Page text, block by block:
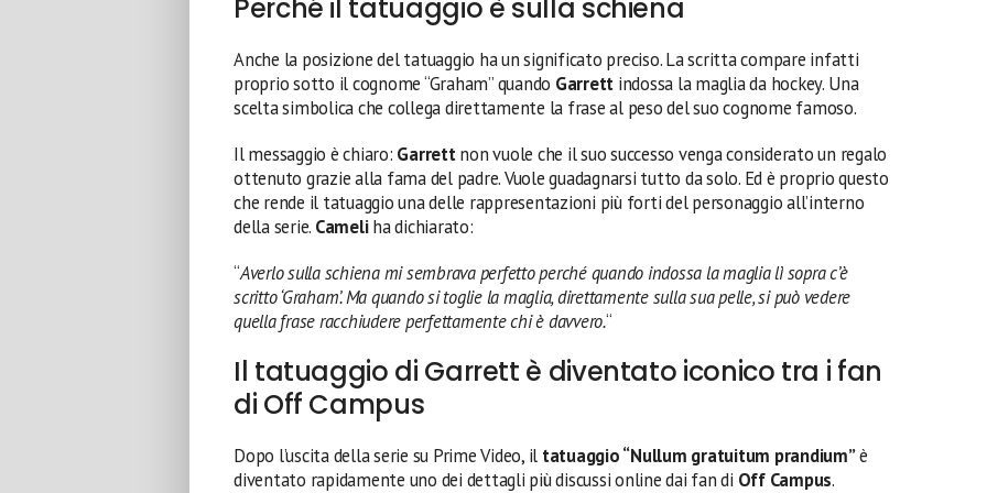
Perché il tatuaggio è sulla schiena
Anche la posizione del tatuaggio ha un significato preciso. La scritta compare infatti
proprio sotto il cognome “Graham” quando Garrett indossa la maglia da hockey. Una
scelta simbolica che collega direttamente la frase al peso del suo cognome famoso.
Il messaggio è chiaro: Garrettnon vuole che il suo successo venga considerato un regalo
ottenuto grazie alla fama del padre. Vuole guadagnarsi tutto da solo. Ed è proprio questo
che rende il tatuaggio una delle rappresentazioni più forti del personaggio all’interno
della serie. Cameliha dichiarato:
“Averlo sulla schiena mi sembrava perfetto perché quando indossa la maglia lì sopra c’è
scritto ‘Graham’. Ma quando si toglie la maglia, direttamente sulla sua pelle, si può vedere
quella frase racchiudere perfettamente chi è davvero.“
Il tatuaggio di Garrett è diventato iconico tra i fan
di Off Campus
Dopo l’uscita della serie su Prime Video, il tatuaggio “Nullum gratuitum prandium”è
diventato rapidamente uno dei dettagli più discussi online dai fan di Off Campus.